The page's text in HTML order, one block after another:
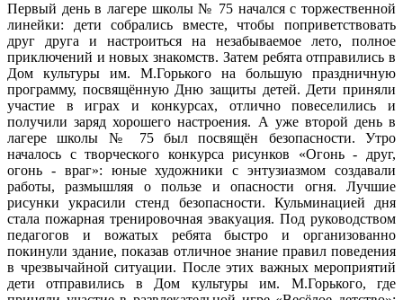
Первый день в лагере школы № 75 начался с торжественной
линейки: дети собрались вместе, чтобы поприветствовать
друг друга и настроиться на незабываемое лето, полное
приключений и новых знакомств. Затем ребята отправились в
Дом культуры им. М.Горького на большую праздничную
программу, посвящённую Дню защиты детей. Дети приняли
участие в играх и конкурсах, отлично повеселились и
получили заряд хорошего настроения. А уже второй день в
лагере школы № 75 был посвящён безопасности. Утро
началось с творческого конкурса рисунков «Огонь - друг,
огонь - враг»: юные художники с энтузиазмом создавали
работы, размышляя о пользе и опасности огня. Лучшие
рисунки украсили стенд безопасности. Кульминацией дня
стала пожарная тренировочная эвакуация. Под руководством
педагогов и вожатых ребята быстро и организованно
покинули здание, показав отличное знание правил поведения
в чрезвычайной ситуации. После этих важных мероприятий
дети отправились в Дом культуры им. М.Горького, где